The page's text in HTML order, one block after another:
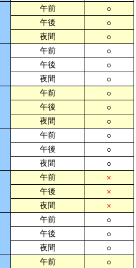
午前
○
午後
○
夜間
○
午前
○
午後
○
夜間
○
午前
○
午後
○
夜間
○
午前
○
午後
○
夜間
○
午前
×
午後
×
夜間
×
午前
○
午後
○
夜間
○
午前
○